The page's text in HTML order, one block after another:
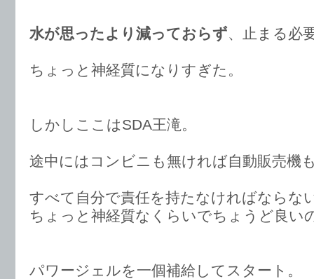
水が思ったより減っておらず、止まる必
ちょっと神経質になりすぎた。
しかしここはSDA王滝。
途中にはコンビニも無ければ自動販売機
すべて自分で責任を持たなければならな
ちょっと神経質なくらいでちょうど良い
パワージェルを一個補給してスタート。